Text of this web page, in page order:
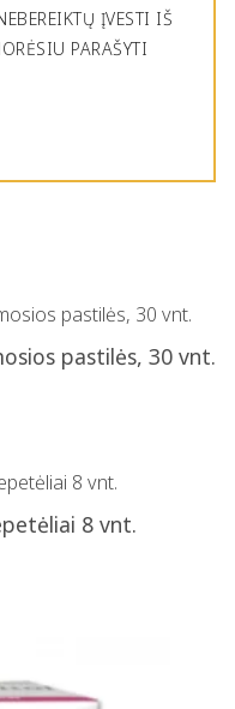
ĮVESTI IŠ
PARAŠYTI
pastilės, 30 vnt.
8 vnt.